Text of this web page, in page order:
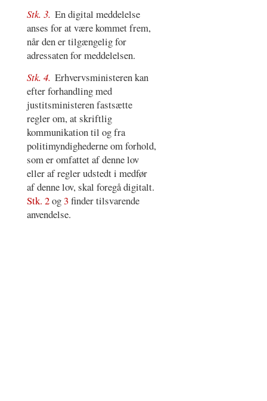
Stk. 3. En digital meddelelse
anses for at være kommet frem,
når den er tilgængelig for
adressaten for meddelelsen.
Stk. 4. Erhvervsministeren kan
efter forhandling med
justitsministeren fastsætte
regler om, at skriftlig
kommunikation til og fra
politimyndighederne om forhold,
som er omfattet af denne lov
eller af regler udstedt i medfør
af denne lov, skal foregå digitalt.
Stk. 2og3finder tilsvarende
anvendelse.